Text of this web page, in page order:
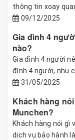
thông tin xoay
09/12/2025
Gia đình 4
nào?
Gia đình 4 người
đình 4 người, nhu
31/05/2025
Khách hàng
Munchen?
Khách hàng nói gì
dịch vụ bảo hành